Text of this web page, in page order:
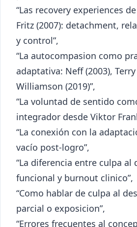
“Las recovery experiences
Fritz (2007): detachment,
y control”,
“La autocompasion como
adaptativa: Neff (2003),
Williamson (2019)”,
“La voluntad de sentido
integrador desde Viktor
“La conexión con la
vacío post-logro”,
“La diferencia entre culpa al
funcional y burnout clinico”,
“Como hablar de culpa al
parcial o exposicion”,
“Errores frecuentes al